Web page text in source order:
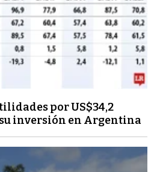
por US$34,2
inversión en Argentina